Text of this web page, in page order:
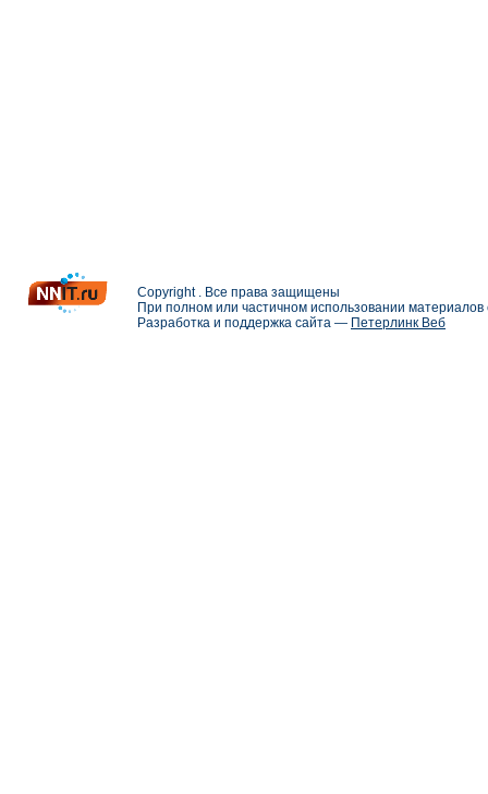
Copyright . Все права защищены
При полном или частичном использовании
Разработка и поддержка сайта — Петерлинк Веб